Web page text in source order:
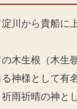
川から貴船に
木生根（木生
神様として有
雨祈晴の神と